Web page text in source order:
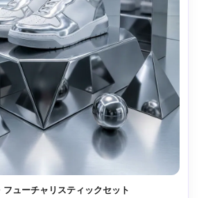
フューチャリスティックセット